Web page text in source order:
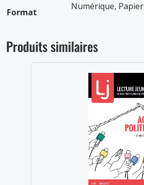
Format
Numérique, Papier
Produits similaires